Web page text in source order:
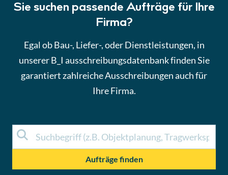
Sie suchen passende Aufträge für Ihre
Firma?
Egal ob Bau-, Liefer-, oder Dienstleistungen, in
unserer B_I ausschreibungsdatenbank finden Sie
garantiert zahlreiche Ausschreibungen auch für
Ihre Firma.
Aufträge finden